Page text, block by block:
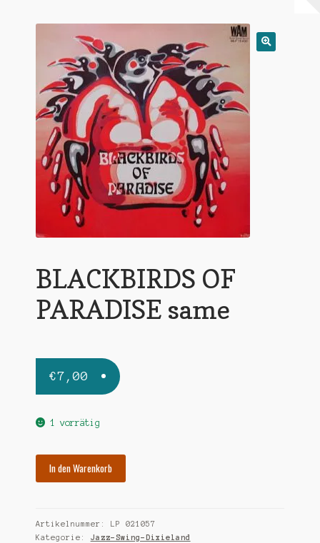
Warenkorb
Mein Konto
BLACKBIRDS OF
PARADISE same
€7,00
1 vorrätig
Menge
In den Warenkorb
Artikelnummer: LP 021057
Kategorie: Jazz-Swing-Dixieland